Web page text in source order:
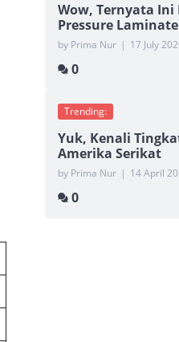
Wow, Ternyata Ini
Pressure
by Prima Nur | 17 July
0
Trending:
Yuk, Kenali
Amerika Serikat
by Prima Nur | 14 April
0